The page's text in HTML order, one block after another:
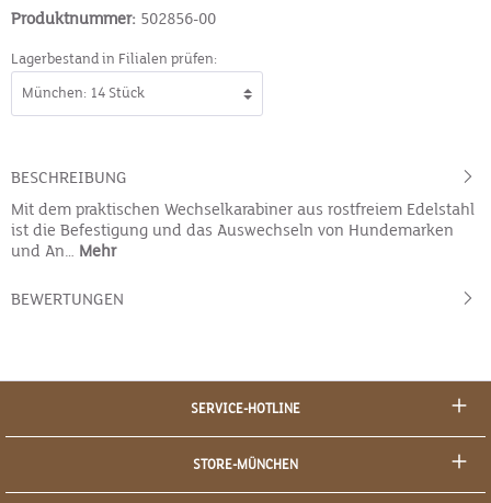
Produktnummer: 502856-00
Lagerbestand in Filialen prüfen:
BESCHREIBUNG
Mit dem praktischen Wechselkarabiner aus rostfreiem Edelstahl
ist die Befestigung und das Auswechseln von Hundemarken
und An… Mehr
BEWERTUNGEN
SERVICE-HOTLINE
STORE-MÜNCHEN